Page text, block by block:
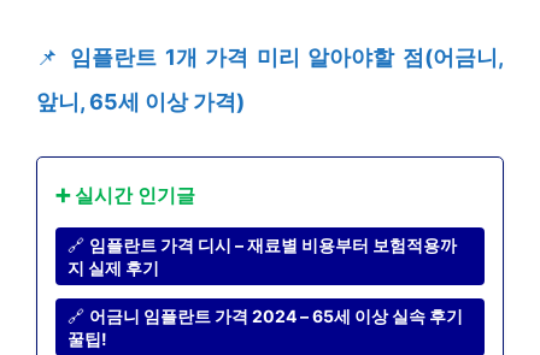
📌 임플란트 1개 가격 미리 알아야할 점(어금니,
앞니, 65세 이상 가격)
➕ 실시간 인기글
🔗 임플란트 가격 디시 – 재료별 비용부터 보험적용까
지 실제 후기
🔗 어금니 임플란트 가격 2024 – 65세 이상 실속 후기
꿀팁!